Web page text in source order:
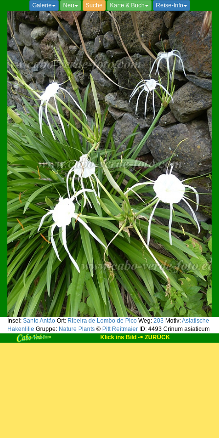
Galerie Neu Suche Karte & Buch Reise-Info
Insel: Santo Antão Ort: Ribeira de Lombo de Pico Weg: 203 Motiv:Asiatische
Hakenlilie Gruppe: Nature Plants © Pitt Reitmaier ID: 4493 Crinum asiaticum
Klick ins Bild -> ZURÜCK